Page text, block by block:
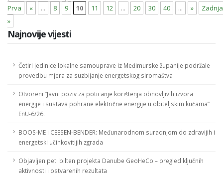
Prva
« ... 8 9 10 11 12 ... 20 30 40 ... »
Zadnja
»
Najnovije vijesti
Četiri jedinice lokalne samouprave iz Međimurske županije podržale
provedbu mjera za suzbijanje energetskog siromaštva
Otvoreni “Javni poziv za poticanje korištenja obnovljivih izvora
energije i sustava pohrane električne energije u obiteljskim kućama”
EnU-6/26.
BOOS-ME i CEESEN-BENDER: Međunarodnom suradnjom do zdravijih i
energetski učinkovitijih zgrada
Objavljen peti bilten projekta Danube GeoHeCo – pregled ključnih
aktivnosti i ostvarenih rezultata